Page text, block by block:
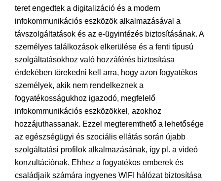
teret engedtek a digitalizáció és a modern
infokommunikációs eszközök alkalmazásával a
távszolgáltatások és az e-ügyintézés biztosításának. A
személyes találkozások elkerülése és a fenti típusú
szolgáltatásokhoz való hozzáférés biztosítása
érdekében törekedni kell arra, hogy azon fogyatékos
személyek, akik nem rendelkeznek a
fogyatékosságukhoz igazodó, megfelelő
infokommunikációs eszközökkel, azokhoz
hozzájuthassanak. Ezzel megteremthető a lehetősége
az egészségügyi és szociális ellátás során újabb
szolgáltatási profilok alkalmazásának, így pl. a videó
konzultációnak. Ehhez a fogyatékos emberek és
családjaik számára ingyenes WIFI hálózat biztosítása